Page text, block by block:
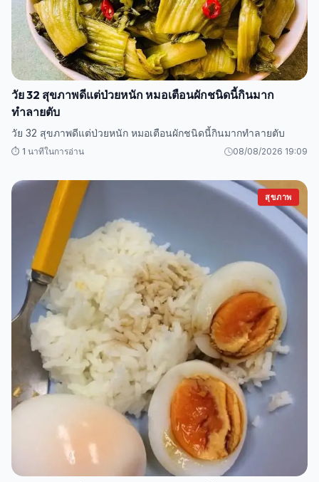
วัย 32 สุขภาพดีแต่ป่วยหนัก หมอเตือนผักชนิดนี้กินมาก
ทำลายตับ
วัย 32 สุขภาพดีแต่ป่วยหนัก หมอเตือนผักชนิดนี้กินมากทำลายตับ
⏱️ 1 นาทีในการอ่าน 08/08/2026 19:09
สุขภาพ